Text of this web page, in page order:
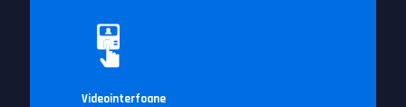
Videointerfoane